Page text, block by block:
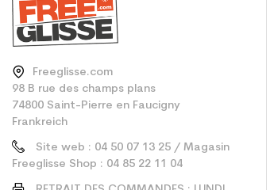
Freeglisse.com
98 B rue des champs plans
74800 Saint-Pierre en Faucigny
Frankreich
Site web : 04 50 07 13 25 / Magasin
Freeglisse Shop : 04 85 22 11 04